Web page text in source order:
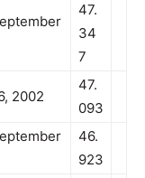
47.
34
7
2002
47.
093
46.
923